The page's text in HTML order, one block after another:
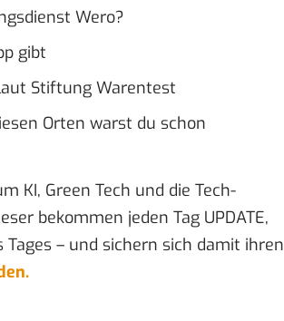
Wero?
gibt
Stiftung Warentest
Orten warst du schon
KI, Green Tech und die Tech-
bekommen jeden Tag UPDATE,
– und sichern sich damit ihren